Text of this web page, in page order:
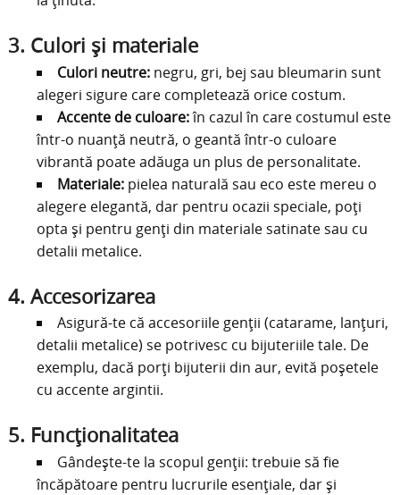
3. Culori și materiale
Culori neutre:negru, gri, bej sau bleumarin sunt
alegeri sigure care completează orice costum.
Accente de culoare:în cazul în care costumul este
într-o nuanță neutră, o geantă într-o culoare
vibrantă poate adăuga un plus de personalitate.
Materiale:pielea naturală sau eco este mereu o
alegere elegantă, dar pentru ocazii speciale, poți
opta și pentru genți din materiale satinate sau cu
detalii metalice.
4. Accesorizarea
Asigură-te că accesoriile genții (catarame, lanțuri,
detalii metalice) se potrivesc cu bijuteriile tale. De
exemplu, dacă porți bijuterii din aur, evită poșetele
cu accente argintii.
5. Funcționalitatea
Gândește-te la scopul genții: trebuie să fie
încăpătoare pentru lucrurile esențiale, dar și